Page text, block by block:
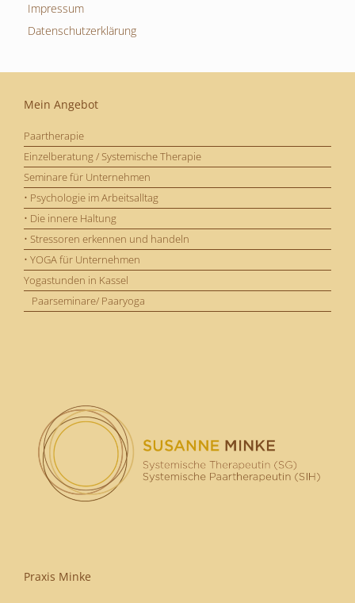
Impressum
Datenschutzerklärung
Mein Angebot
Paartherapie
Einzelberatung / Systemische Therapie
Seminare für Unternehmen
• Psychologie im Arbeitsalltag
• Die innere Haltung
• Stressoren erkennen und handeln
• YOGA für Unternehmen
Yogastunden in Kassel
Paarseminare/ Paaryoga
Praxis Minke